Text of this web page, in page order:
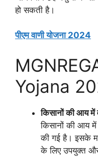
हो सकती है।
पीएम वाणी योजना 2024
Yojana
किसानों की आय में
किसानों की आय में
की गई है। इसके
के लिए उपयुक्त